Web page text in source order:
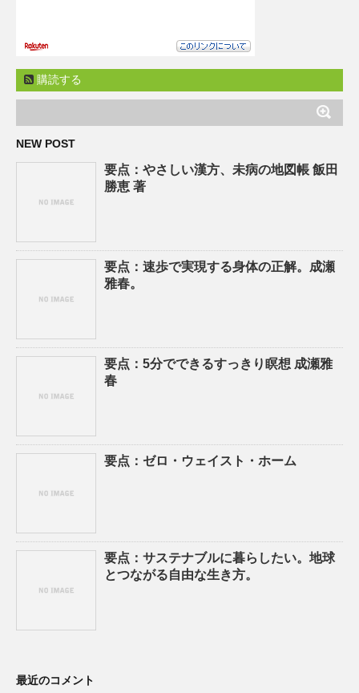
購読する
NEW POST
要点：やさしい漢方、未病の地図帳 飯田
勝恵 著
要点：速歩で実現する身体の正解。成瀬
雅春。
要点：5分でできるすっきり瞑想 成瀬雅
春
要点：ゼロ・ウェイスト・ホーム
要点：サステナブルに暮らしたい。地球
とつながる自由な生き方。
最近のコメント